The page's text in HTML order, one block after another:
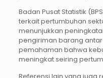
Badan Pusat Statistik
terkait pertumbuhan
menunjukkan
pengiriman barang
pemahaman bahwa
meningkat seiring
Referensi lain yang juga